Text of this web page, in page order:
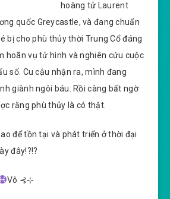
hoàng tử Laurent
quốc Greycastle, và đang chuẩn
bị cho phù thủy thời Trung Cổ đáng
hoãn vụ tử hình và nghiên cứu cuộc
số. Cu cậu nhận ra, mình đang
giành ngôi báu. Rồi càng bất ngờ
rằng phù thủy là có thật.
để tồn tại và phát triển ở thời đại
đây!?!?
Vô ⊰⊹